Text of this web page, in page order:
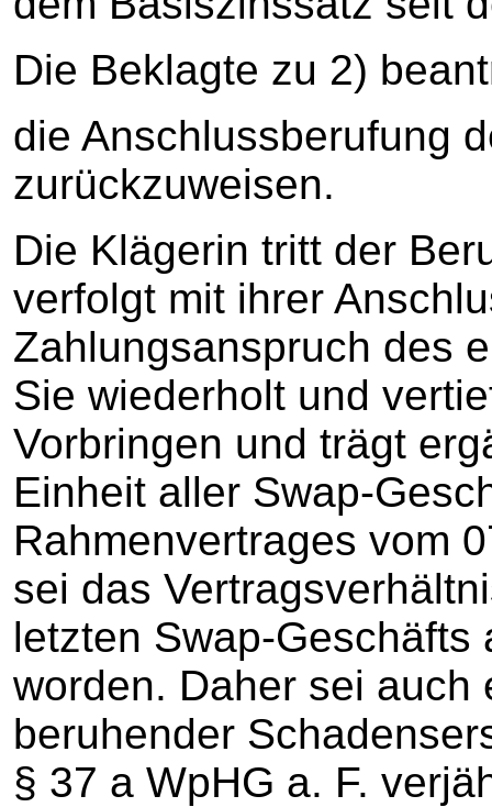
Die Beklagte zu 2)
die Anschlussberufung
zurückzuweisen.
Die Klägerin tritt der
verfolgt mit ihrer
Zahlungsanspruch des
Sie wiederholt und
Vorbringen und trägt
Einheit aller Swap-
Rahmenvertrages vom
sei das
letzten Swap-
worden. Daher sei auch
beruhender
§ 37 a WpHG a. F.